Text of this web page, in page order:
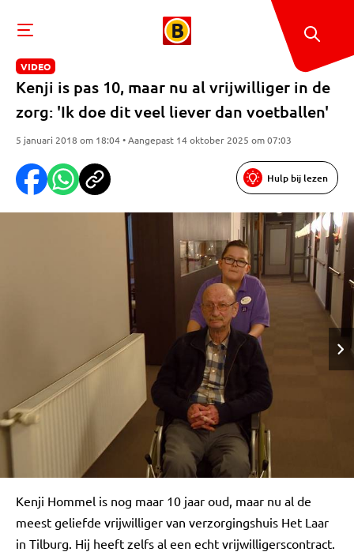
VIDEO
Kenji is pas 10, maar nu al vrijwilliger in de
zorg: 'Ik doe dit veel liever dan voetballen'
5 januari 2018 om 18:04 • Aangepast 14 oktober 2025 om 07:03
Hulp bij lezen
Kenji Hommel is nog maar 10 jaar oud, maar nu al de
meest geliefde vrijwilliger van verzorgingshuis Het Laar
in Tilburg. Hij heeft zelfs al een echt vrijwilligerscontract.